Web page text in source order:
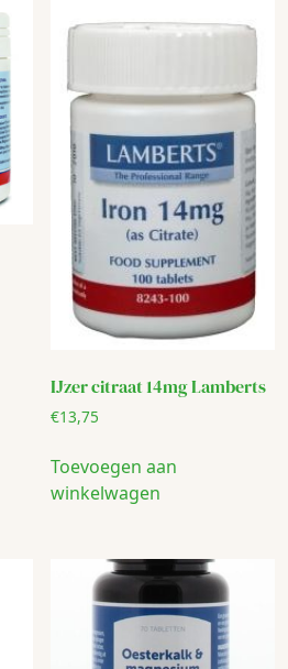
IJzer citraat 14mg Lamberts
€13,75
Toevoegen aan
winkelwagen